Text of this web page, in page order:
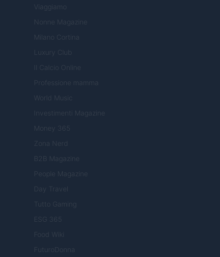
Viaggiamo
Nonne Magazine
Milano Cortina
Luxury Club
Il Calcio Online
Professione mamma
World Music
Investimenti Magazine
Money 365
Zona Nerd
B2B Magazine
People Magazine
Day Travel
Tutto Gaming
ESG 365
Food Wiki
FuturoDonna